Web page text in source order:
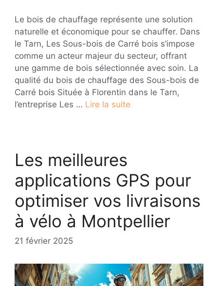
Le bois de chauffage représente une solution
naturelle et économique pour se chauffer. Dans
le Tarn, Les Sous-bois de Carré bois s’impose
comme un acteur majeur du secteur, offrant
une gamme de bois sélectionnée avec soin. La
qualité du bois de chauffage des Sous-bois de
Carré bois Située à Florentin dans le Tarn,
l’entreprise Les … Lire la suite
Les meilleures
applications GPS pour
optimiser vos livraisons
à vélo à Montpellier
21 février 2025